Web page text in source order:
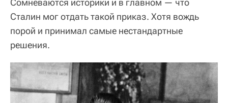
Сталин мог отдать такой приказ. Хотя вождь
порой и принимал самые нестандартные
решения.